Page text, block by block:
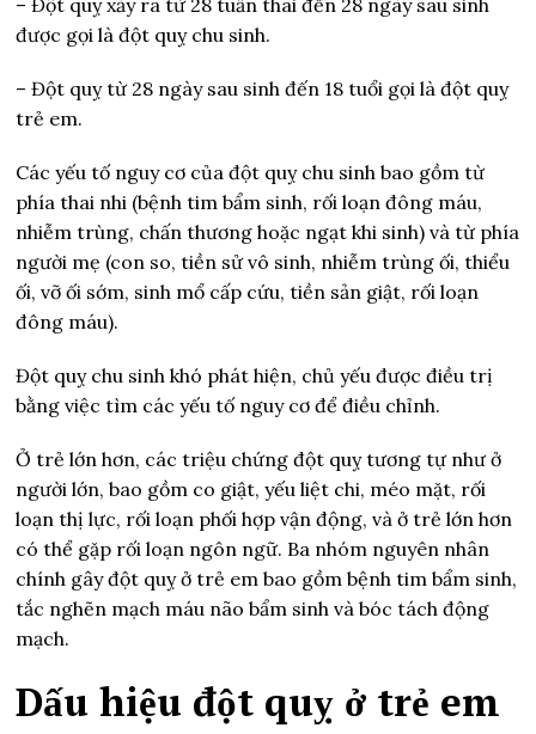
được gọi là đột quỵ chu sinh.
– Đột quỵ từ 28 ngày sau sinh đến 18 tuổi gọi là đột quỵ
trẻ em.
Các yếu tố nguy cơ của đột quỵ chu sinh bao gồm từ
phía thai nhi (bệnh tim bẩm sinh, rối loạn đông máu,
nhiễm trùng, chấn thương hoặc ngạt khi sinh) và từ phía
người mẹ (con so, tiền sử vô sinh, nhiễm trùng ối, thiểu
ối, vỡ ối sớm, sinh mổ cấp cứu, tiền sản giật, rối loạn
đông máu).
Đột quỵ chu sinh khó phát hiện, chủ yếu được điều trị
bằng việc tìm các yếu tố nguy cơ để điều chỉnh.
Ở trẻ lớn hơn, các triệu chứng đột quỵ tương tự như ở
người lớn, bao gồm co giật, yếu liệt chi, méo mặt, rối
loạn thị lực, rối loạn phối hợp vận động, và ở trẻ lớn hơn
có thể gặp rối loạn ngôn ngữ. Ba nhóm nguyên nhân
chính gây đột quỵ ở trẻ em bao gồm bệnh tim bẩm sinh,
tắc nghẽn mạch máu não bẩm sinh và bóc tách động
mạch.
Dấu hiệu đột quỵ ở trẻ em